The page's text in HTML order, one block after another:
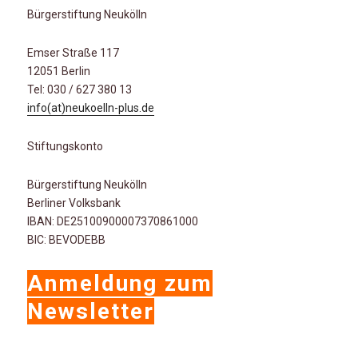
Bürgerstiftung Neukölln
Emser Straße 117
12051 Berlin
Tel: 030 / 627 380 13
info(at)neukoelln-plus.de
Stiftungskonto
Bürgerstiftung Neukölln
Berliner Volksbank
IBAN: DE25100900007370861000
BIC: BEVODEBB
Anmeldung zum
Newsletter